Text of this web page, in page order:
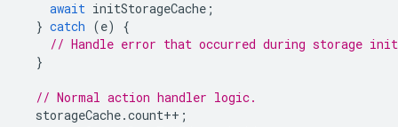
await initStorageCache ;
} catch (e)
{
// Handle error that occurred during storage
}
// Normal action handler logic.
storageCache.count++ ;